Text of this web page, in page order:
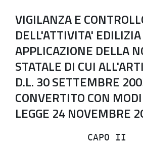
VIGILANZA E
DELL'ATTIVITA'
APPLICAZIONE DELLA
STATALE DI CUI
D.L. 30 SETTEMBRE
CONVERTITO CON
LEGGE 24 NOVEMBRE